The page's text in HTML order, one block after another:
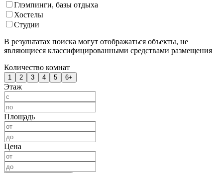
Глэмпинги, базы отдыха
Хостелы
Студии
В результатах поиска могут отображаться объекты, не
являющиеся классифицированными средствами размещения
Количество комнат
1 2 3 4 5 6+
Этаж
Площадь
Цена